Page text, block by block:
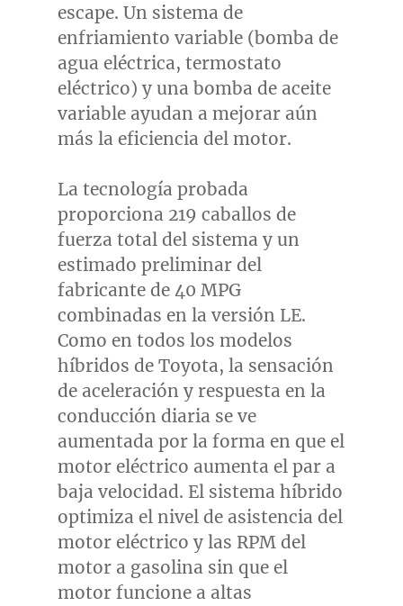
escape. Un sistema de
enfriamiento variable (bomba de
agua eléctrica, termostato
eléctrico) y una bomba de aceite
variable ayudan a mejorar aún
más la eficiencia del motor.
La tecnología probada
proporciona 219 caballos de
fuerza total del sistema y un
estimado preliminar del
fabricante de 40 MPG
combinadas en la versión LE.
Como en todos los modelos
híbridos de Toyota, la sensación
de aceleración y respuesta en la
conducción diaria se ve
aumentada por la forma en que el
motor eléctrico aumenta el par a
baja velocidad. El sistema híbrido
optimiza el nivel de asistencia del
motor eléctrico y las RPM del
motor a gasolina sin que el
motor funcione a altas